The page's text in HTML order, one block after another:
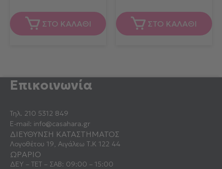
ΣΤΟ ΚΑΛΑΘΙ ΣΤΟ ΚΑΛΑΘΙ
Επικοινωνία
Τηλ. 210 5312 849
E-mail: info@casahara.gr
ΔΙΕΥΘΥΝΣΗ ΚΑΤΑΣΤΗΜΑΤΟΣ
Λογοθέτου 19, Αιγάλεω Τ.Κ 122 44
ΩΡΑΡΙΟ
ΔΕΥ – ΤΕΤ – ΣΑΒ: 09:00 – 15:00